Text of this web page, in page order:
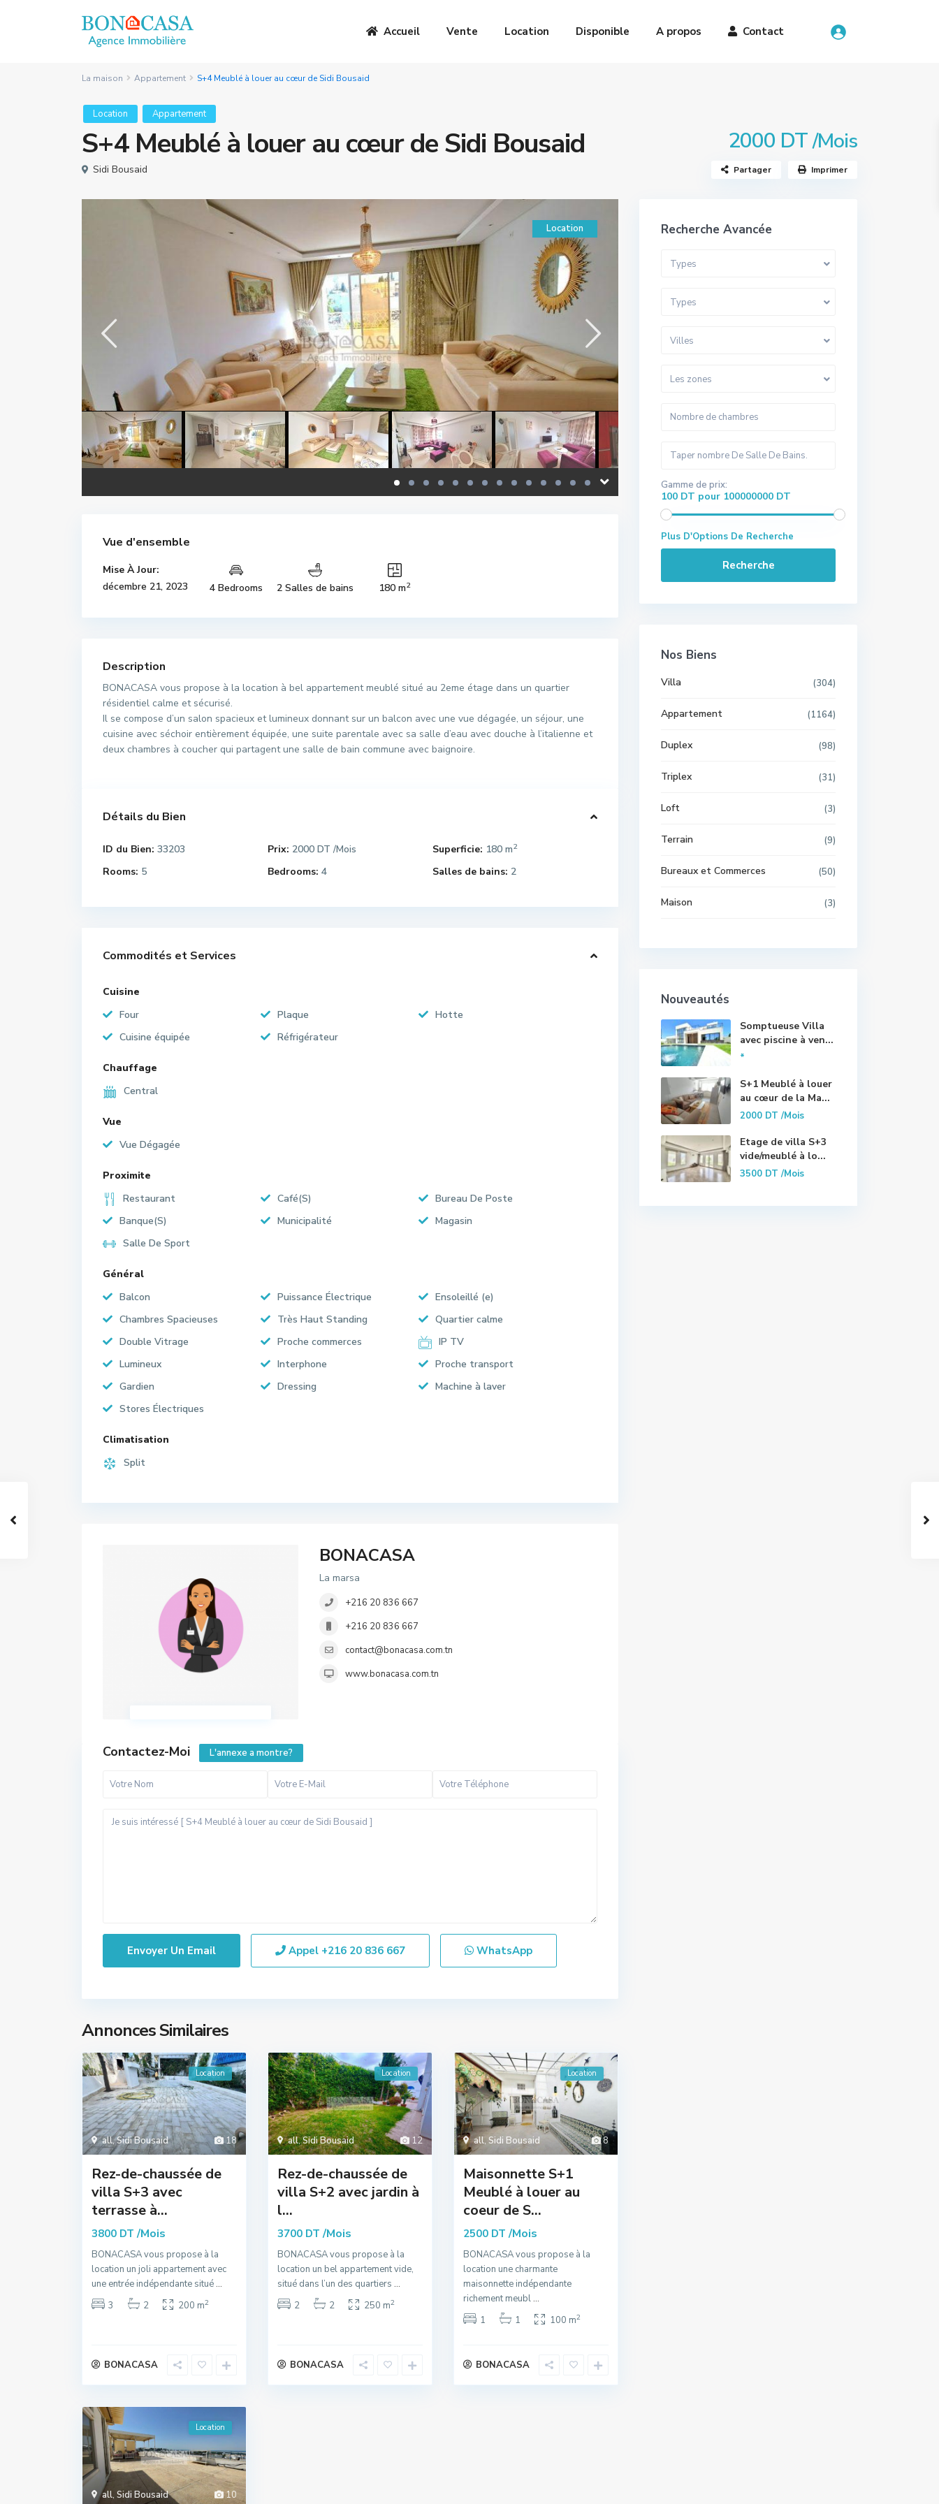
Accueil Vente Location Disponible A propos Contact
La maison Appartement S+4 Meublé à louer au cœur de Sidi Bousaid
Location Appartement
S+4 Meublé à louer au cœur de Sidi Bousaid 2000 DT/Mois
Sidi Bousaid Partager Imprimer
Location
Vue d'ensemble
Mise À Jour:
décembre 21, 2023
4 Bedrooms 2 Salles de bains 180 m2
Description
BONACASA vous propose à la location à bel appartement meublé situé au 2eme étage dans un quartier
résidentiel calme et sécurisé.
Il se compose d’un salon spacieux et lumineux donnant sur un balcon avec une vue dégagée, un séjour, une
cuisine avec séchoir entièrement équipée, une suite parentale avec sa salle d’eau avec douche à l’italienne et
deux chambres à coucher qui partagent une salle de bain commune avec baignoire.
Détails du Bien
ID du Bien: 33203 Prix: 2000 DT /Mois Superficie: 180 m2
Rooms: 5 Bedrooms: 4 Salles de bains: 2
Commodités et Services
Cuisine
Four
Plaque
Hotte
Cuisine équipée
Réfrigérateur
Chauffage
Central
Vue
Vue Dégagée
Proximite
Restaurant
Café(S)
Bureau De Poste
Banque(S)
Municipalité
Magasin
Salle De Sport
Général
Balcon
Puissance Électrique
Ensoleillé (e)
Chambres Spacieuses
Très Haut Standing
Quartier calme
Double Vitrage
Proche commerces
IP TV
Lumineux
Interphone
Proche transport
Gardien
Dressing
Machine à laver
Stores Électriques
Climatisation
Split
BONACASA
La marsa
+216 20 836 667
+216 20 836 667
contact@bonacasa.com.tn
www.bonacasa.com.tn
Contactez-Moi L'annexe a montre?
Appel +216 20 836 667 WhatsApp
Annonces Similaires
18
all,Sidi Bousaid
Location
Rez-de-chaussée de
villa S+3 avec
terrasse à...
3800 DT/Mois
BONACASA vous propose à la
location un joli appartement avec
une entrée indépendante situé...
3
2 200 m2
BONACASA
12
all,Sidi Bousaid
Location
Rez-de-chaussée de
villa S+2 avec jardin à
l...
3700 DT/Mois
BONACASA vous propose à la
location un bel appartement vide,
situé dans l’un des quartiers ...
2
2 250 m2
BONACASA
8
all, Sidi Bousaid
Location
Maisonnette S+1
Meublé à louer au
coeur de S...
2500 DT/Mois
BONACASA vous propose à la
location une charmante
maisonnette indépendante
richement meubl...
1
1 100 m2
BONACASA
10
all, Sidi Bousaid
Location
Recherche Avancée
Types
Types
Villes
Les zones
Gamme de prix:
100 DT pour 100000000 DT
Plus D'Options De Recherche
Recherche
Nos Biens
Villa (304)
Appartement (1164)
Duplex (98)
Triplex (31)
Loft (3)
Terrain (9)
Bureaux et Commerces (50)
Maison (3)
Nouveautés
Somptueuse Villa
avec piscine à ven...
*
S+1 Meublé à louer
au cœur de la Ma...
2000 DT/Mois
Etage de villa S+3
vide/meublé à lo...
3500 DT/Mois